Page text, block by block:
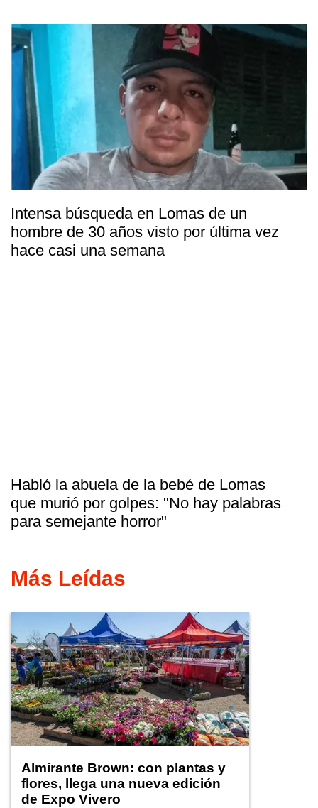
Intensa búsqueda en Lomas de un
hombre de 30 años visto por última vez
hace casi una semana
Habló la abuela de la bebé de Lomas
que murió por golpes: "No hay palabras
para semejante horror"
Más Leídas
Almirante Brown: con plantas y
flores, llega una nueva edición
de Expo Vivero